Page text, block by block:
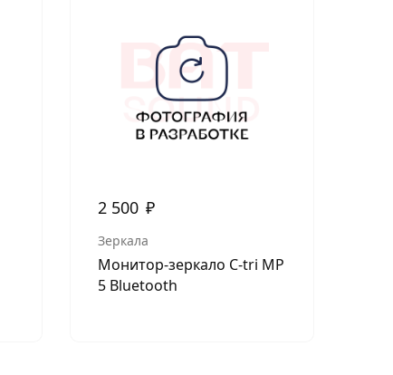
2 500 ₽
Зеркала
Монитор-зеркало C-tri MP
5 Bluetooth